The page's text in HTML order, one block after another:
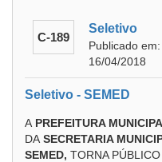
C-189
Seletivo
Publicado
16/04/2018
Seletivo - SEMED
A PREFEITURA
DA SECRETARIA
SEMED, TORNA